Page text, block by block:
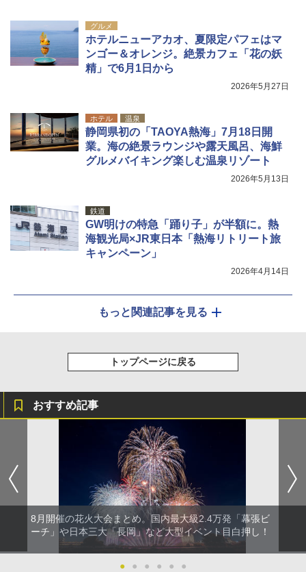
グルメ
ホテルニューアカオ、夏限定パフェはマ
ンゴー＆オレンジ。絶景カフェ「花の妖
精」で6月1日から
2026年5月27日
ホテル 温泉
静岡県初の「TAOYA熱海」7月18日開
業。海の絶景ラウンジや露天風呂、海鮮
グルメバイキング楽しむ温泉リゾート
2026年5月13日
鉄道
GW明けの特急「踊り子」が半額に。熱
海観光局×JR東日本「熱海リトリート旅
キャンペーン」
2026年4月14日
もっと関連記事を見る
トップページに戻る
おすすめ記事
8月開催の花火大会まとめ。国内最大級2.4万発「幕張ビ
ーチ」や日本三大「長岡」など大型イベント目白押し！
● ● ● ● ● ●